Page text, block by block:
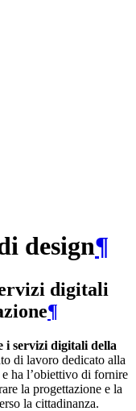
design¶
digitali
¶
i servizi digitali della
di lavoro dedicato alla
ha l’obiettivo di fornire
la progettazione e la
la cittadinanza.